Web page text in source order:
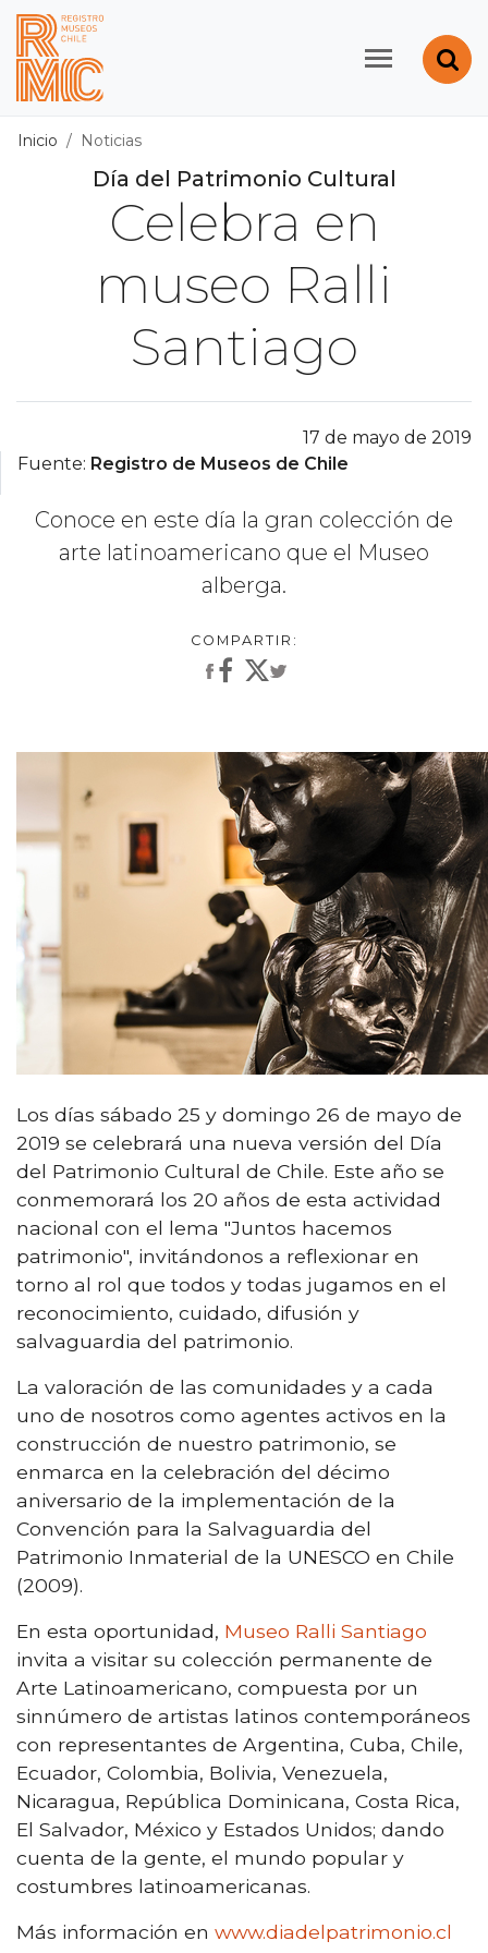
Contenido principal
Registro de Museos
Inicio Noticias
Día del Patrimonio Cultural
Celebra en
museo Ralli
Santiago
17 de mayo de 2019
Fuente: Registro de Museos de Chile
Conoce en este día la gran colección de
arte latinoamericano que el Museo
alberga.
Los días sábado 25 y domingo 26 de mayo de
2019 se celebrará una nueva versión del Día
del Patrimonio Cultural de Chile. Este año se
conmemorará los 20 años de esta actividad
nacional con el lema "Juntos hacemos
patrimonio", invitándonos a reflexionar en
torno al rol que todos y todas jugamos en el
reconocimiento, cuidado, difusión y
salvaguardia del patrimonio.
La valoración de las comunidades y a cada
uno de nosotros como agentes activos en la
construcción de nuestro patrimonio, se
enmarca en la celebración del décimo
aniversario de la implementación de la
Convención para la Salvaguardia del
Patrimonio Inmaterial de la UNESCO en Chile
(2009).
En esta oportunidad, Museo Ralli Santiago
invita a visitar su colección permanente de
Arte Latinoamericano, compuesta por un
sinnúmero de artistas latinos contemporáneos
con representantes de Argentina, Cuba, Chile,
Ecuador, Colombia, Bolivia, Venezuela,
Nicaragua, República Dominicana, Costa Rica,
El Salvador, México y Estados Unidos; dando
cuenta de la gente, el mundo popular y
costumbres latinoamericanas.
Más información en www.diadelpatrimonio.cl